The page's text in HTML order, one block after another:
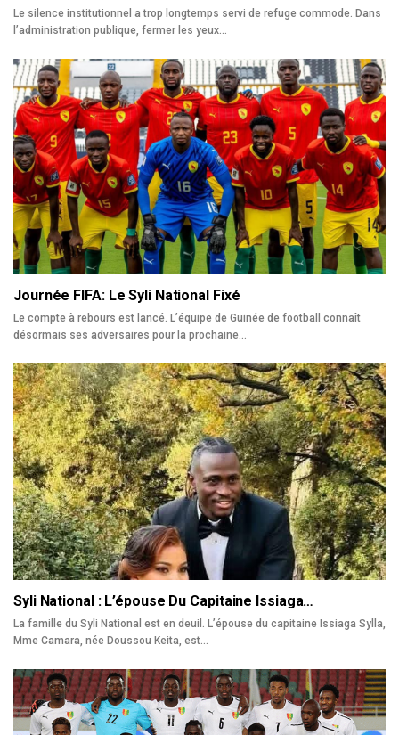
Le silence institutionnel a trop longtemps servi de refuge commode. Dans
l’administration publique, fermer les yeux…
Journée FIFA: Le Syli National Fixé
Le compte à rebours est lancé. L’équipe de Guinée de football connaît
désormais ses adversaires pour la prochaine…
Syli National : L’épouse Du Capitaine Issiaga…
La famille du Syli National est en deuil. L’épouse du capitaine Issiaga Sylla,
Mme Camara, née Doussou Keita, est…